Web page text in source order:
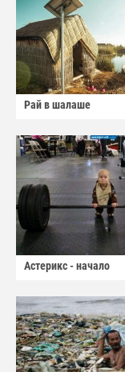
Рай в шалаше
Астерикс - начало